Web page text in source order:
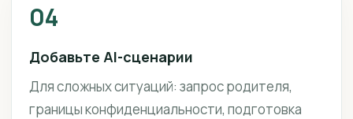
04
Добавьте AI-сценарии
Для сложных ситуаций: запрос родителя,
границы конфиденциальности, подготовка